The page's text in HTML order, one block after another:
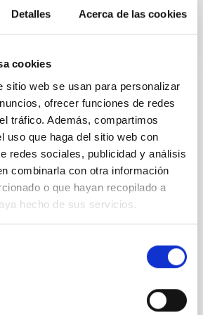
Detalles Acerca de las cookies
cookies
sitio web se usan para personalizar
ofrecer funciones de redes
tráfico. Además, compartimos
uso que haga del sitio web con
redes sociales, publicidad y análisis
combinarla con otra información
o que hayan recopilado a
hecho de sus servicios.
entre el Istituto
(INAF) y el
de Canarias (IAC)
y operación de la red
del Teide
de la red ASTRI de